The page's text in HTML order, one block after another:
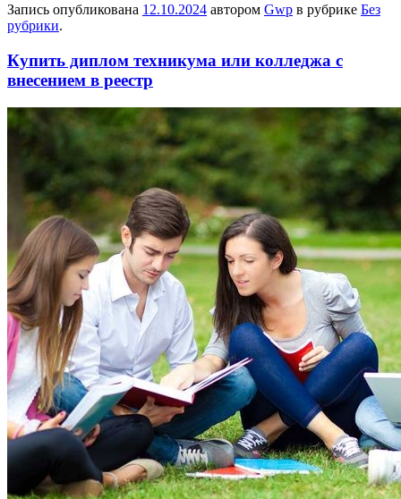
Запись опубликована 12.10.2024 автором Gwp в рубрике Без
рубрики.
Купить диплом техникума или колледжа с
внесением в реестр